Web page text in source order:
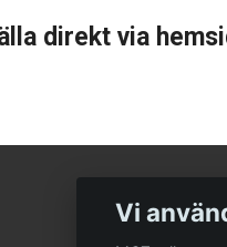
direkt via
Vi